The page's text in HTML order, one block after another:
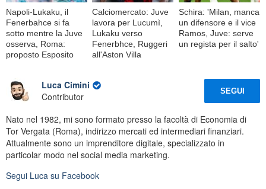
Napoli-Lukaku, il
Fenerbahce si fa
sotto mentre la Juve
osserva, Roma:
proposto Esposito
Calciomercato: Juve
lavora per Lucumì,
Lukaku verso
Fenerbhce, Ruggeri
all'Aston Villa
Schira: 'Milan, manca
un difensore e il vice
Ramos, Juve: serve
un regista per il salto'
Luca Cimini
Contributor
SEGUI
Nato nel 1982, mi sono formato presso la facoltà di Economia di
Tor Vergata (Roma), indirizzo mercati ed intermediari finanziari.
Attualmente sono un imprenditore digitale, specializzato in
particolar modo nel social media marketing.
Segui Luca su Facebook